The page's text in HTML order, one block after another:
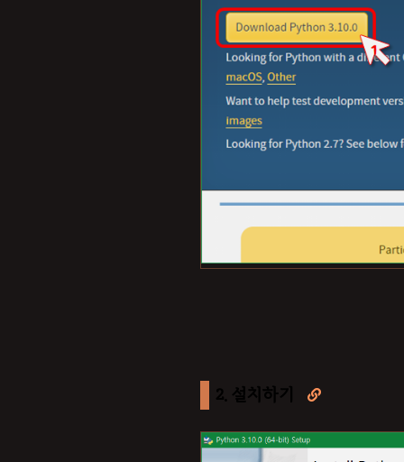
2. 설치하기 